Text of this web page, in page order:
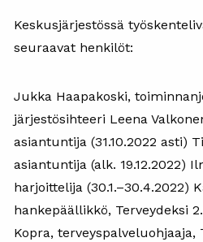
Keskusjärjestössä
seuraavat henkilöt:
Jukka Haapakoski,
järjestösihteeri Leena
asiantuntija (31.10.2022 asti)
asiantuntija (alk. 19.12.2022)
harjoittelija (30.1.–30.4.2022)
hankepäällikkö, Terveydeksi
Kopra, terveyspalveluohjaaja,